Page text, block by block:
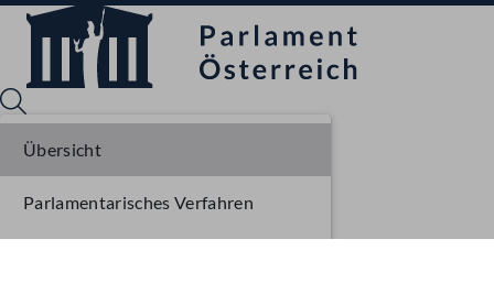
Übersicht
Parlamentarisches Verfahren